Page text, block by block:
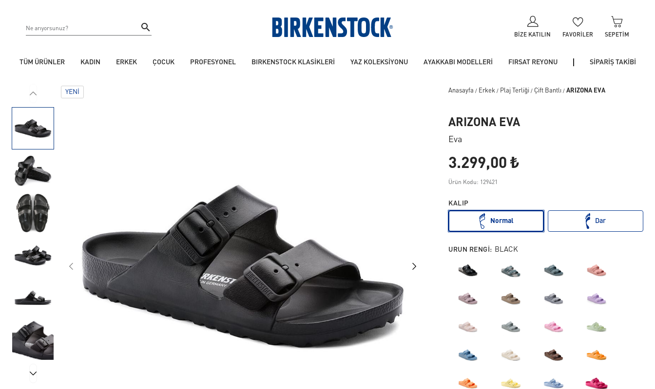
BIZE KATILIN FAVORILER SEPETIM
TÜM ÜRÜNLER KADIN ERKEK ÇOCUK PROFESYONEL BIRKENSTOCK KLASİKLERİ YAZ KOLEKSİYONU AYAKKABI MODELLERİ FIRSAT REYONU SİPARİŞ TAKİBİ
YENI Anasayfa / Erkek / Plaj Terliği / Çift Bantlı / ARIZONA EVA
ARIZONA EVA
Eva
3.299,00 ₺
Ürün Kodu: 129421
KALIP
Normal Dar
URUN RENGI: BLACK